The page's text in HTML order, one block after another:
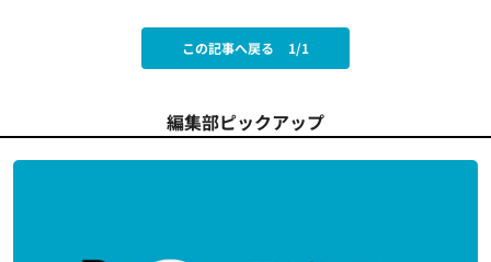
この記事へ戻る 1/1
編集部ピックアップ